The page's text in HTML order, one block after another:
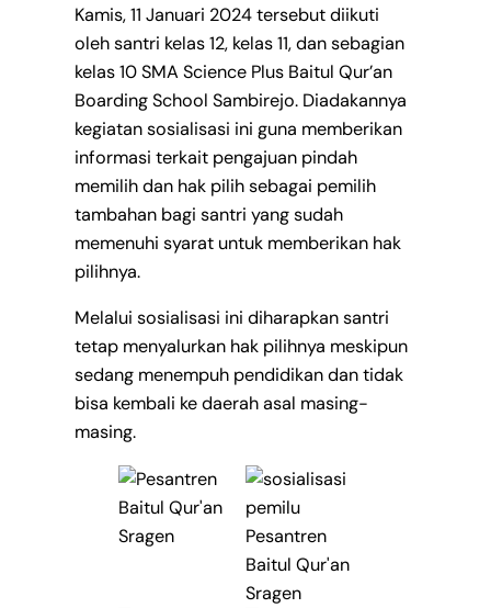
Kamis, 11 Januari 2024 tersebut diikuti
oleh santri kelas 12, kelas 11, dan sebagian
kelas 10 SMA Science Plus Baitul Qur’an
Boarding School Sambirejo. Diadakannya
kegiatan sosialisasi ini guna memberikan
informasi terkait pengajuan pindah
memilih dan hak pilih sebagai pemilih
tambahan bagi santri yang sudah
memenuhi syarat untuk memberikan hak
pilihnya.
Melalui sosialisasi ini diharapkan santri
tetap menyalurkan hak pilihnya meskipun
sedang menempuh pendidikan dan tidak
bisa kembali ke daerah asal masing-
masing.